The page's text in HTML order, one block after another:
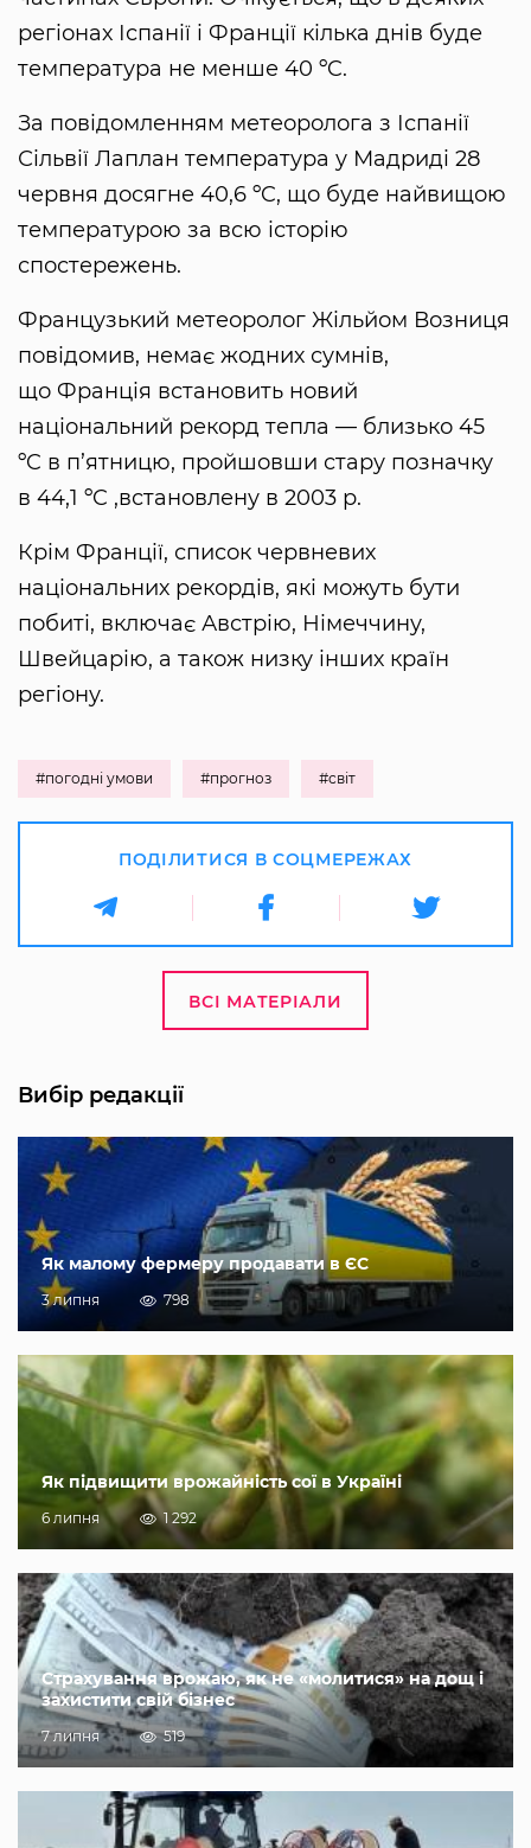
регіонах Іспанії і Франції кілька днів буде
температура не менше 40 ºC.
За повідомленням метеоролога з Іспанії
Сільвії Лаплан температура у Мадриді 28
червня досягне 40,6 ºC, що буде найвищою
температурою за всю історію
спостережень.
Французький метеоролог Жільйом Возниця
повідомив, немає жодних сумнів,
що Франція встановить новий
національний рекорд тепла — близько 45
ºC в п’ятницю, пройшовши стару позначку
в 44,1 ºC ,встановлену в 2003 р.
Крім Франції, список червневих
національних рекордів, які можуть бути
побиті, включає Австрію, Німеччину,
Швейцарію, а також низку інших країн
регіону.
#погодні умови #прогноз #світ
ПОДІЛИТИСЯ В СОЦМЕРЕЖАХ
ВСІ МАТЕРІАЛИ
Вибір редакції
Як малому фермеру продавати в ЄС
3 липня 798
Як підвищити врожайність сої в Україні
6 липня 1 292
Страхування врожаю, як не «молитися» на дощ і
захистити свій бізнес
7 липня 519